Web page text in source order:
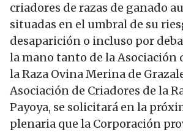
criadores de razas de ganado
situadas en el umbral de su
desaparición o incluso por
la mano tanto de la Asociación
la Raza Ovina Merina de
Asociación de Criadores de la
Payoya, se solicitará en la
plenaria que la Corporación